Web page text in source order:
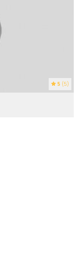
5 (5)